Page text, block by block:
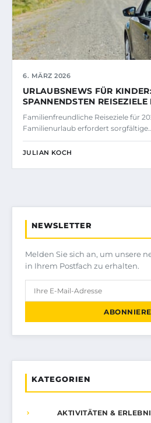
6. MÄRZ 2026
URLAUBSNEWS FÜR
SPANNENDSTEN
Familienfreundliche Reiseziele für
Familienurlaub erfordert
JULIAN KOCH
NEWSLETTER
Melden Sie sich an, um unsere
in Ihrem Postfach zu erhalten.
KATEGORIEN
AKTIVITÄTEN &